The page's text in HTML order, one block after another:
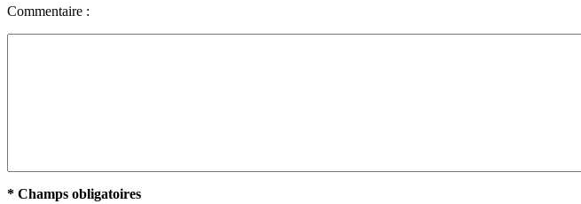
Commentaire :
* Champs obligatoires